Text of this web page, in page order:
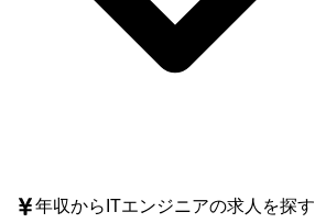
年収からITエンジニアの求人を探す